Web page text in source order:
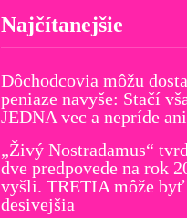
Najčítanejšie
Dôchodcovia môžu
peniaze navyše: Stačí
JEDNA vec a nepríde
„Živý Nostradamus“
dve predpovede na rok
vyšli. TRETIA môže
desivejšia